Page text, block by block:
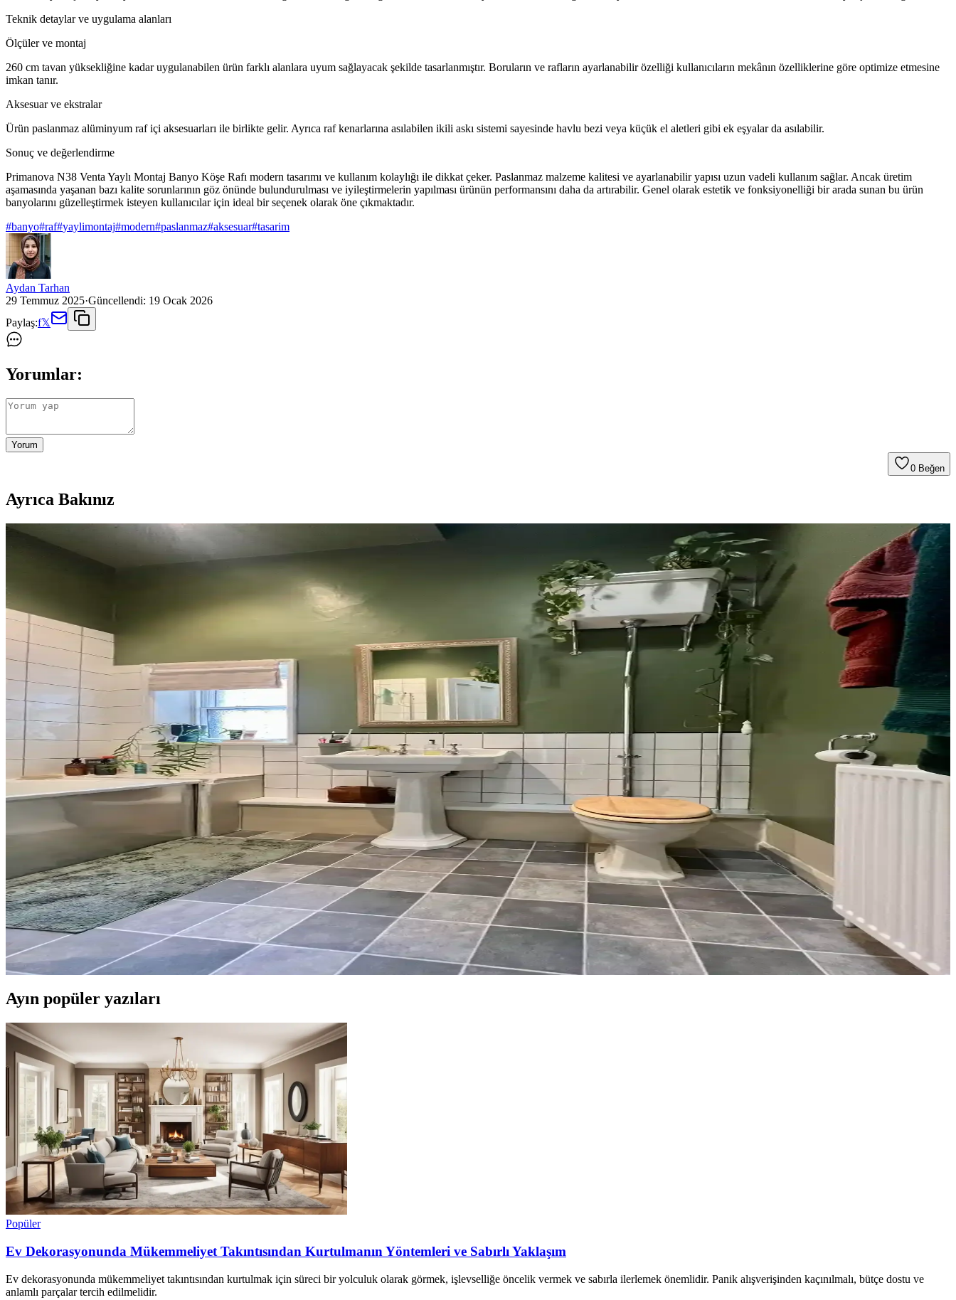
Teknik detaylar ve uygulama alanları
Ölçüler ve montaj
260 cm tavan yüksekliğine kadar uygulanabilen ürün farklı alanlara uyum sağlayacak şekilde tasarlanmıştır. Boruların ve rafların ayarlanabilir özelliği kullanıcıların mekânın özelliklerine göre optimize etmesine
imkan tanır.
Aksesuar ve ekstralar
Ürün paslanmaz alüminyum raf içi aksesuarları ile birlikte gelir. Ayrıca raf kenarlarına asılabilen ikili askı sistemi sayesinde havlu bezi veya küçük el aletleri gibi ek eşyalar da asılabilir.
Sonuç ve değerlendirme
Primanova N38 Venta Yaylı Montaj Banyo Köşe Rafı modern tasarımı ve kullanım kolaylığı ile dikkat çeker. Paslanmaz malzeme kalitesi ve ayarlanabilir yapısı uzun vadeli kullanım sağlar. Ancak üretim
aşamasında yaşanan bazı kalite sorunlarının göz önünde bulundurulması ve iyileştirmelerin yapılması ürünün performansını daha da artırabilir. Genel olarak estetik ve fonksiyonelliği bir arada sunan bu ürün
banyolarını güzelleştirmek isteyen kullanıcılar için ideal bir seçenek olarak öne çıkmaktadır.
#banyo#raf#yaylimontaj#modern#paslanmaz#aksesuar#tasarim
Aydan Tarhan
29 Temmuz 2025·Güncellendi: 19 Ocak 2026
Paylaş:f𝕏
Yorumlar:
Yorum
0 Beğen
Ayrıca Bakınız
1960'lar Banyosunu Modernize Etmek İçin Renk, Malzeme ve Tasarım Önerileri
1960'lar banyolarını modernleştirmek için renk dengesi, mikroçimento duvarlar, şeffaf duş perdeleri ve pirinç donanımlar kullanılarak ferah ve estetik bir ortam yaratılabilir.
1970'ler Banyosunu 1000 Dolar Altında Yenilemek İçin Yüksek Getirili Güncellemeler
1970'lerden kalma banyoları 1000 dolar altı bütçeyle yenilemek için duvar boyası, aydınlatma, ayna ve fayans boyama gibi düşük maliyetli ama etkili yöntemler sunuluyor. Retro estetik korunuyor.
Tuvaletin Üstü İçin Fonksiyonel ve Estetik Dekorasyon ve Depolama Çözümleri
Tuvaletin üst kısmı, depolama dolapları, raflar, sanat eserleri ve uygun aydınlatma ile hem fonksiyonel hem de estetik hale getirilebilir. Doğru malzeme ve renk seçimi mekanın atmosferini dengeler.
Banyo Dekorasyonunda Havlu Renk Seçimi: Estetik ve Pratik İpuçları
Havlu renk seçimi, banyo dekorasyonunun uyumu ve pratikliği için önemlidir. Beyaz, siyah ve toprak tonları farklı avantajlar sunar. Doğru bakım ve uyumla estetik ve fonksiyonel sonuçlar elde edilir.
Banyo Dekorasyonunda Yeşil Tonları ve Güvenlik Önlemleriyle Estetik ve Fonksiyonellik
Banyo dekorasyonunda yeşil tonlar, altın detaylar ve çiçek desenleriyle estetik bir atmosfer oluştururken, perde seçimi ve düzenlemesi yangın riskini azaltmak için önemlidir.
Banyo Duvar Boyası Seçiminde Renk ve Donanım Uyumu: Modern ve Doğal Yaklaşımlar
Banyo duvar boyası seçimi, renk ve donanım uyumuyla mekanın atmosferini belirler. Mavi-gri, yeşil ve nötr tonlar rahatlatıcı ve doğal bir ortam sağlar. Siyah donanımlar mekan bütünlüğünü güçlendirir.
Küçük Yarım Banyoda Ekonomik ve Estetik Yenileme: Tasarım ve Maliyet Analizi
30 yıl sonra küçük bir yarım banyoda yapılan yenileme, mantar desenli duvar kağıdı ve uygun malzeme seçimiyle estetik ve işlevselliği artırdı. Maliyetler ve detaylar analiz edildi.
Kiralık Banyoda Dekorasyon ve Yenileme: Boya, Zemin ve Fayans Seçiminde Dikkat Edilmesi Gerekenler
Kiralık banyolarda boya, fayans ve zemin yenileme süreçlerinde dayanıklılık, estetik ve ev sahibi onayı ön plandadır. Bu rehber, pratik ve uyumlu dekorasyon önerileri sunar.
Ayın popüler yazıları
Popüler
Ev Dekorasyonunda Mükemmeliyet Takıntısından Kurtulmanın Yöntemleri ve Sabırlı Yaklaşım
Ev dekorasyonunda mükemmeliyet takıntısından kurtulmak için süreci bir yolculuk olarak görmek, işlevselliğe öncelik vermek ve sabırla ilerlemek önemlidir. Panik alışverişinden kaçınılmalı, bütçe dostu ve
anlamlı parçalar tercih edilmelidir.